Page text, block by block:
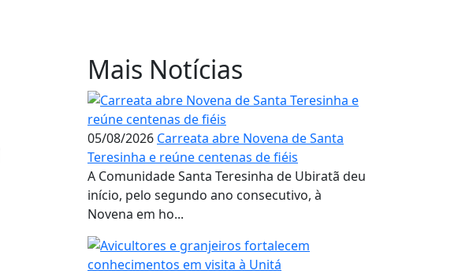
Mais Notícias
05/08/2026 Carreata abre Novena de Santa
Teresinha e reúne centenas de fiéis
A Comunidade Santa Teresinha de Ubiratã deu
início, pelo segundo ano consecutivo, à
Novena em ho...